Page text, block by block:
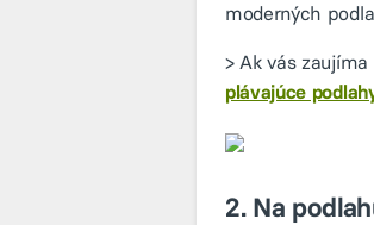
moderných
> Ak vás
plávajúce
2. Na